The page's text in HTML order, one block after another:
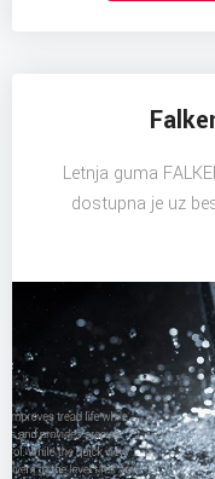
Letnja guma
dostupna je uz